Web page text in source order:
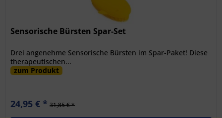
Sensorische Bürsten Spar-Set
Drei angenehme Sensorische Bürsten im Spar-Paket! Diese
therapeutischen...
zum Produkt
24,95 € * 31,85 € *